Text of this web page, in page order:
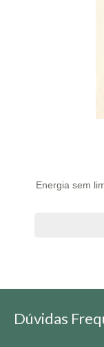
Energia sem
Dúvidas